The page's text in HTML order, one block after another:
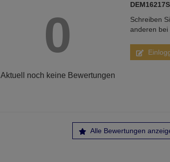
0
Aktuell noch keine Bewertungen
Schreiben
anderen bei
Alle Bewertungen